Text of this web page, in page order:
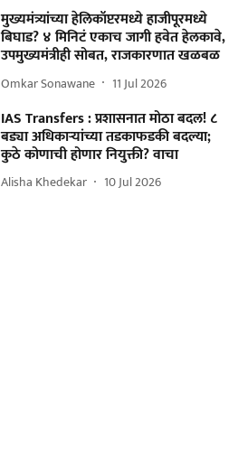
मुख्यमंत्र्यांच्या हेलिकॉप्टरमध्ये हाजीपूरमध्ये
बिघाड? ४ मिनिटं एकाच जागी हवेत हेलकावे,
उपमुख्यमंत्रीही सोबत, राजकारणात खळबळ
Omkar Sonawane 11 Jul 2026
IAS Transfers : प्रशासनात मोठा बदल! ८
बड्या अधिकाऱ्यांच्या तडकाफडकी बदल्या;
कुठे कोणाची होणार नियुक्ती? वाचा
Alisha Khedekar 10 Jul 2026